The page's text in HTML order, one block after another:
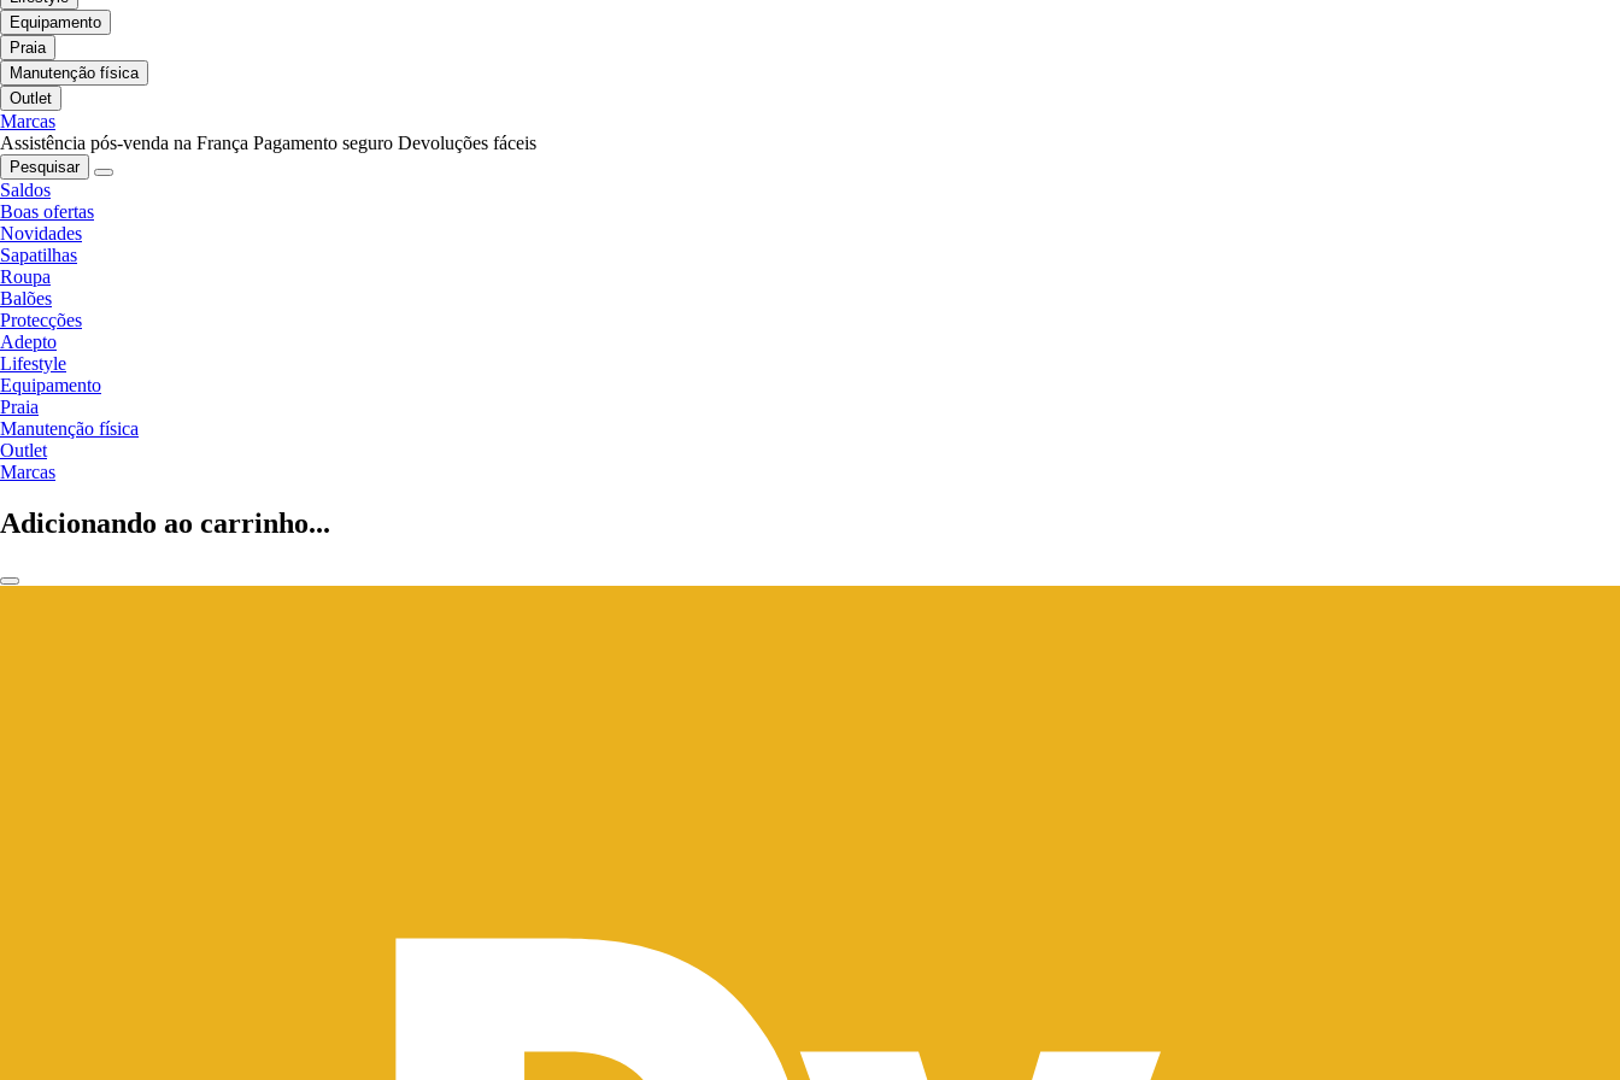
Equipamento
Praia
Manutenção física
Outlet
Marcas
Assistência pós-venda na França Pagamento seguro Devoluções fáceis
Pesquisar
Saldos
Boas ofertas
Novidades
Sapatilhas
Roupa
Balões
Protecções
Adepto
Lifestyle
Equipamento
Praia
Manutenção física
Outlet
Marcas
Adicionando ao carrinho...